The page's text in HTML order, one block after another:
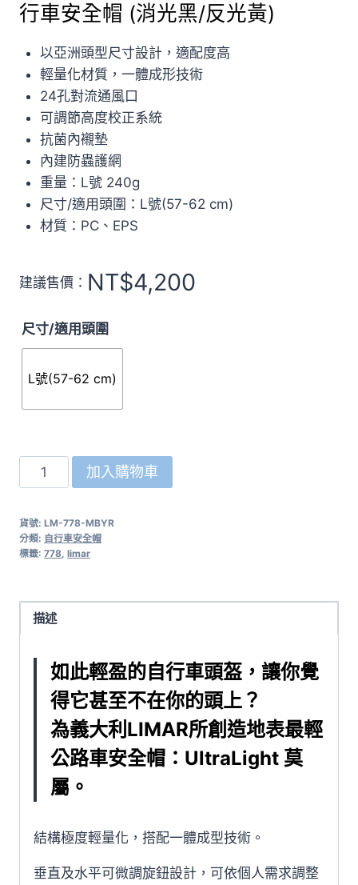
行車安全帽 (消光黑/反光黃)
以亞洲頭型尺寸設計，適配度高
輕量化材質，一體成形技術
24孔對流通風口
可調節高度校正系統
抗菌內襯墊
內建防蟲護網
重量：L號 240g
尺寸/適用頭圍：L號(57-62 cm)
材質：PC、EPS
建議售價： NT$4,200
尺寸/適用頭圍
L號(57-62 cm)
大
LIMAR
【778:
型】
自
黃)
加入購物車
貨號: LM-778-MBYR
分類: 自行車安全帽
標籤: 778, limar
描述
如此輕盈的自行車頭盔，讓你覺
得它甚至不在你的頭上？
為義大利LIMAR所創造地表最輕
公路車安全帽：UltraLight 莫
屬。
結構極度輕量化，搭配一體成型技術。
垂直及水平可微調旋鈕設計，可依個人需求調整